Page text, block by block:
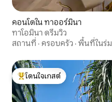
คอนโดใน ทาออร์มินา
ทาโอมินา ดรีมวิว
สถานที่ · ครอบครัว · พื้นที่ในร่ม
โดนใจเกสต์ที่สุด
โดนใจเกสต์